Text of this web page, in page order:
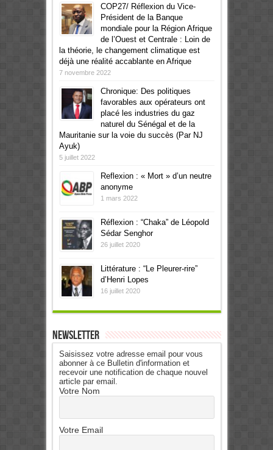
COP27/ Réflexion du Vice-
Président de la Banque
mondiale pour la Région Afrique
de l’Ouest et Centrale : Loin de
la théorie, le changement climatique est
déjà une réalité accablante en Afrique
7 novembre 2022
Chronique: Des politiques
favorables aux opérateurs ont
placé les industries du gaz
naturel du Sénégal et de la
Mauritanie sur la voie du succès (Par NJ
Ayuk)
5 juillet 2022
Reflexion : « Mort » d’un neutre
anonyme
1 mars 2022
Réflexion : “Chaka” de Léopold
Sédar Senghor
26 juillet 2020
Littérature : “Le Pleurer-rire”
d’Henri Lopes
16 juillet 2020
Newsletter
Saisissez votre adresse email pour vous
abonner à ce Bulletin d'information et
recevoir une notification de chaque nouvel
article par email.
Votre Nom
Votre Email